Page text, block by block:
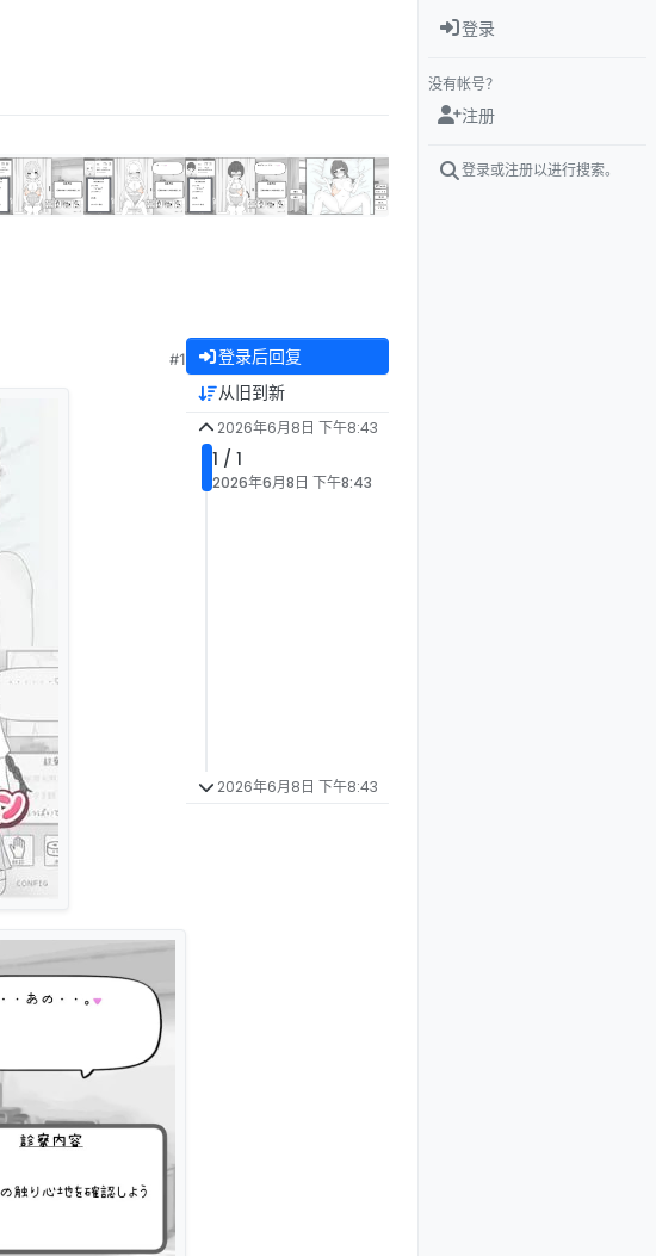
#1 登录后回复
从旧到新
2026年6月8日 下午8:43
1 / 1
2026年6月8日 下午8:43
2026年6月8日 下午8:43
登录
没有帐号？
注册
登录或注册以进行搜索。